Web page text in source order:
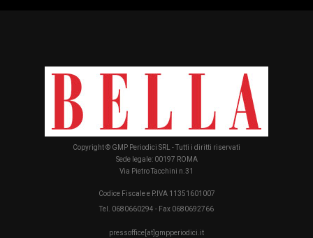
Copyright © GMP Periodici SRL - Tutti i diritti riservati
Sede legale: 00197 ROMA
Via Pietro Tacchini n.31
Codice Fiscale e P.IVA 11351601007
Tel. 0680660294 - Fax 0680692766
pressoffice[at]gmpperiodici.it